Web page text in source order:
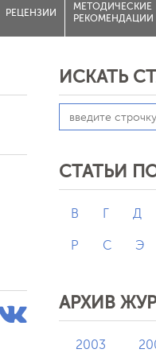
РЕЦЕНЗИИ
МЕТОДИЧЕСКИЕ
РЕКОМЕНДАЦИИ
ИСКАТЬ
СТАТЬИ
В Г Д
Р С Э
АРХИВ
2003